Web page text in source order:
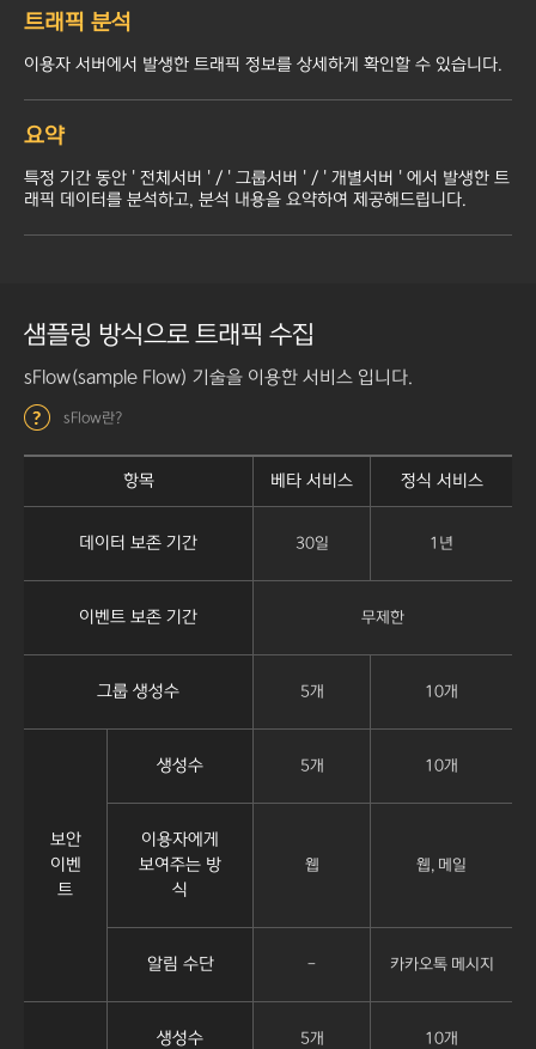
트래픽 분석
이용자 서버에서 발생한 트래픽 정보를 상세하게 확인할 수 있습니다.
요약
특정 기간 동안 ' 전체서버 ' / ' 그룹서버 ' / ' 개별서버 ' 에서 발생한 트
래픽 데이터를 분석하고, 분석 내용을 요약하여 제공해드립니다.
샘플링 방식으로 트래픽 수집
sFlow(sample Flow) 기술을 이용한 서비스 입니다.
sFlow란?
항목 베타 서비스 정식 서비스
데이터 보존 기간 30일 1년
이벤트 보존 기간 무제한
그룹 생성수 5개 10개
보안
이벤
트
생성수 5개 10개
이용자에게
보여주는 방
식
웹 웹, 메일
알림 수단 - 카카오톡 메시지
생성수 5개 10개